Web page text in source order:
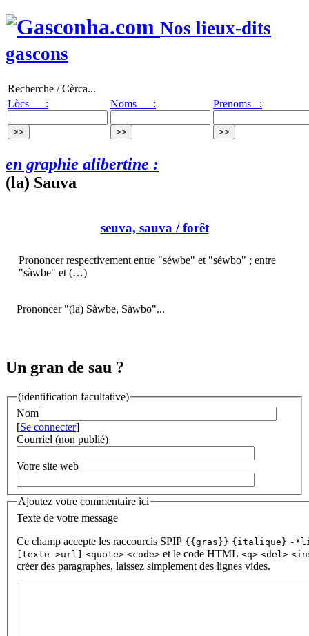
Nos lieux-dits
gascons
Recherche / Cèrca...
Lòcs :
Noms : Prenoms :
en graphie alibertine :
(la) Sauva
seuva, sauva/ forêt
Prononcer respectivement entre "séwbe" et "séwbo" ; entre
"sàwbe" et (…)
Prononcer "(la) Sàwbe, Sàwbo"...
Un gran de sau ?
(identification facultative)
Nom
[Se connecter]
Courriel (non publié)
Votre site web
Ajoutez votre commentaire ici
Texte de votre message
Ce champ accepte les raccourcis SPIP {{gras}} {italique} -
[texte->url] <quote> <code> et le code HTML <q> <del>
créer des paragraphes, laissez simplement des lignes vides.